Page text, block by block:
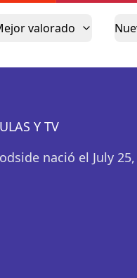
valorado
Y TV
nació el July